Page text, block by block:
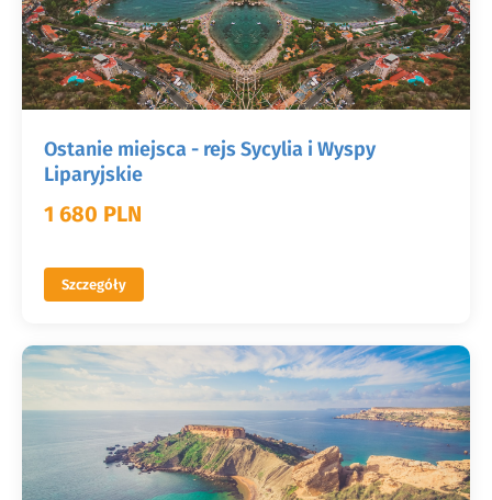
Ostanie miejsca - rejs Sycylia i Wyspy
Liparyjskie
1 680 PLN
Szczegóły